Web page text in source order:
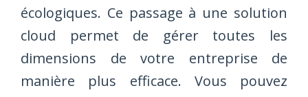
écologiques. Ce passage à une solution
cloud permet de gérer toutes les
dimensions de votre entreprise de
manière plus efficace. Vous pouvez